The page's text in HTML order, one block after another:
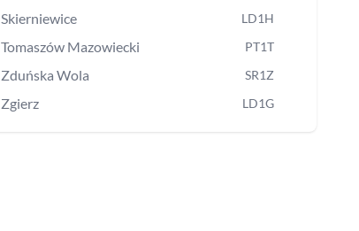
Skierniewice LD1H
Tomaszów Mazowiecki PT1T
Zduńska Wola SR1Z
Zgierz LD1G